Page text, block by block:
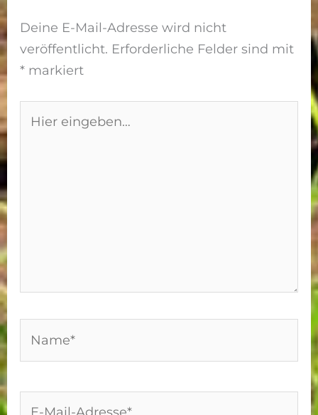
Deine E-Mail-Adresse wird nicht
veröffentlicht. Erforderliche Felder sind mit
* markiert
eingeben…